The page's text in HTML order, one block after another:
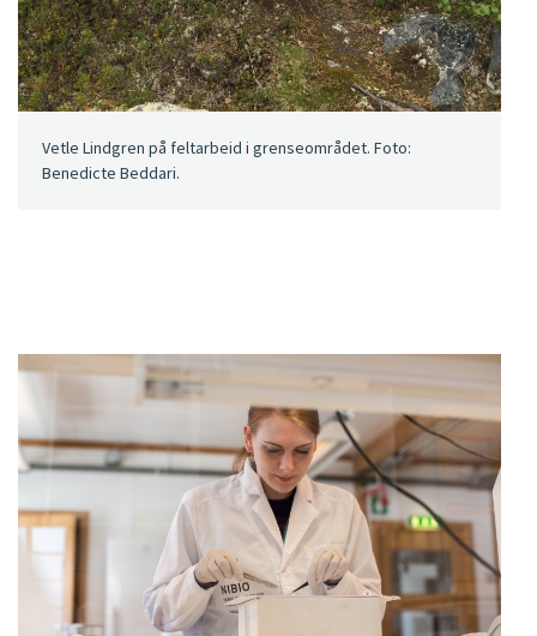
Vetle Lindgren på feltarbeid i grenseområdet. Foto:
Benedicte Beddari.